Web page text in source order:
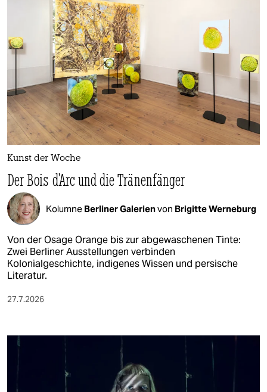
Kunst der Woche
Der Bois d’Arc und die Tränenfänger
Kolumne Berliner Galerienvon Brigitte Werneburg
Von der Osage Orange bis zur abgewaschenen Tinte:
Zwei Berliner Ausstellungen verbinden
Kolonialgeschichte, indigenes Wissen und persische
Literatur.
27.7.2026